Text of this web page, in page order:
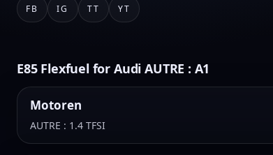
FB IG TT YT
E85 Flexfuel for Audi AUTRE : A1
Motoren
AUTRE : 1.4 TFSI